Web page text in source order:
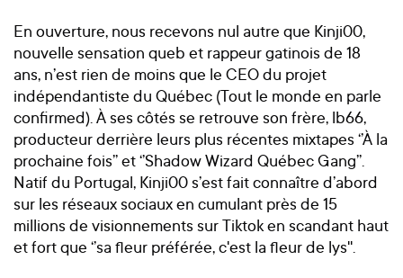
En ouverture, nous recevons nul autre que Kinji00,
nouvelle sensation queb et rappeur gatinois de 18
ans, n’est rien de moins que le CEO du projet
indépendantiste du Québec (Tout le monde en parle
confirmed). À ses côtés se retrouve son frère, lb66,
producteur derrière leurs plus récentes mixtapes ‘’À la
prochaine fois’’ et ‘’Shadow Wizard Québec Gang’’.
Natif du Portugal, Kinji00 s’est fait connaître d’abord
sur les réseaux sociaux en cumulant près de 15
millions de visionnements sur Tiktok en scandant haut
et fort que ‘’sa fleur préférée, c'est la fleur de lys''.